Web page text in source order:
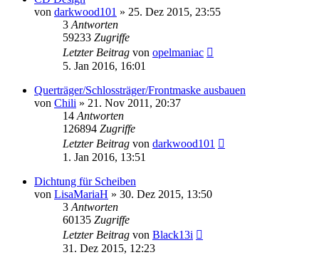
von darkwood101 » 25. Dez 2015, 23:55
3 Antworten
59233 Zugriffe
Letzter Beitrag von opelmaniac
5. Jan 2016, 16:01
Querträger/Schlossträger/Frontmaske ausbauen
von Chili » 21. Nov 2011, 20:37
14 Antworten
126894 Zugriffe
Letzter Beitrag von darkwood101
1. Jan 2016, 13:51
Dichtung für Scheiben
von LisaMariaH » 30. Dez 2015, 13:50
3 Antworten
60135 Zugriffe
Letzter Beitrag von Black13i
31. Dez 2015, 12:23